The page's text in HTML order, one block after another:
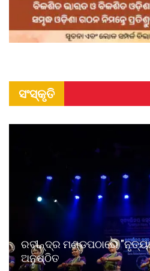
ସଂସ୍କୃତି
ରବୀନ୍ଦ୍ର ମଣ୍ଡପଠାରେ
ଅନୁଷ୍ଠିତ